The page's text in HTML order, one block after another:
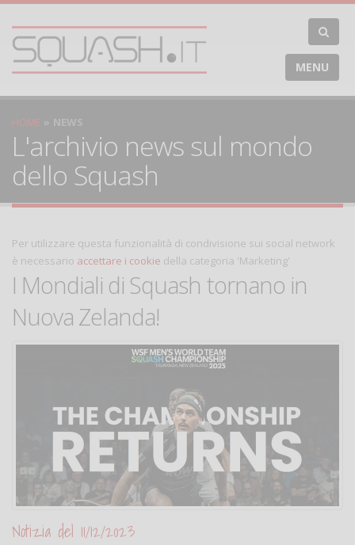
MENU
HOME NEWS
L'archivio news sul mondo
dello Squash
Per utilizzare questa funzionalità di condivisione sui social network
è necessario accettare i cookie della categoria 'Marketing'
I Mondiali di Squash tornano in
Nuova Zelanda!
Notizia del 11/12/2023